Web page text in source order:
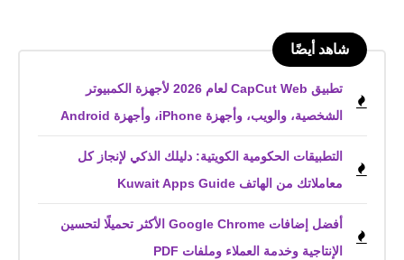
شاهد أيضًا
تطبيق CapCut Web لعام 2026 لأجهزة الكمبيوتر
الشخصية، والويب، وأجهزة iPhone، وأجهزة Android
التطبيقات الحكومية الكويتية: دليلك الذكي لإنجاز كل
معاملاتك من الهاتف Kuwait Apps Guide
أفضل إضافات Google Chrome الأكثر تحميلًا لتحسين
الإنتاجية وخدمة العملاء وملفات PDF